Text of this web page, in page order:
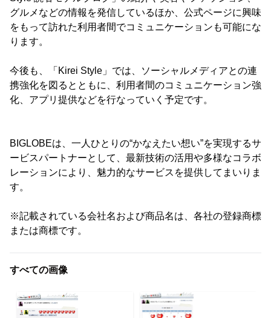
グルメなどの情報を発信しているほか、公式ページに興味
をもって訪れた利用者間でコミュニケーションも可能にな
ります。
今後も、「Kirei Style」では、ソーシャルメディアとの連
携強化を図るとともに、利用者間のコミュニケーション強
化、アプリ提供などを行なっていく予定です。
BIGLOBEは、一人ひとりの“かなえたい想い”を実現するサ
ービスパートナーとして、最新技術の活用や多様なコラボ
レーションにより、魅力的なサービスを提供してまいりま
す。
※記載されている会社名および商品名は、各社の登録商標
または商標です。
すべての画像